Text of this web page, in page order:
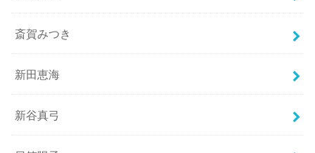
斎賀みつき
新田恵海
新谷真弓